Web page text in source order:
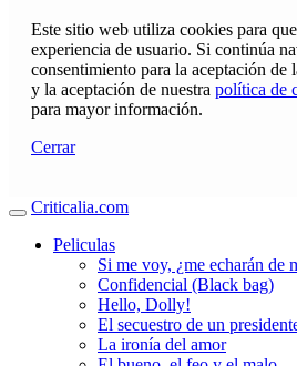
Este sitio web utiliza cookies para
experiencia de usuario. Si continúa
consentimiento para la aceptación de
y la aceptación de nuestra política de
para mayor información.
Cerrar
Criticalia.com
Peliculas
Si me voy, ¿me echarán de
Confidencial (Black bag)
Hello, Dolly!
El secuestro de un
La ironía del amor